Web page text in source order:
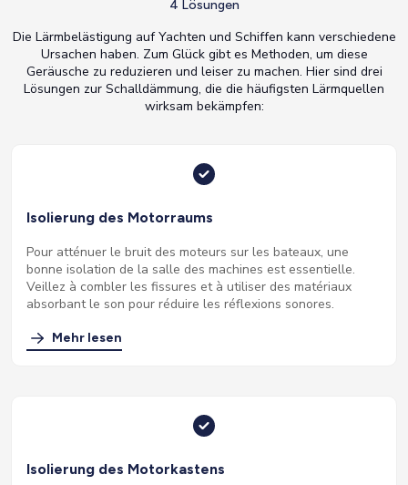
4 Lösungen
Die Lärmbelästigung auf Yachten und Schiffen kann verschiedene
Ursachen haben. Zum Glück gibt es Methoden, um diese
Geräusche zu reduzieren und leiser zu machen. Hier sind drei
Lösungen zur Schalldämmung, die die häufigsten Lärmquellen
wirksam bekämpfen:
Isolierung des Motorraums
Pour atténuer le bruit des moteurs sur les bateaux, une
bonne isolation de la salle des machines est essentielle.
Veillez à combler les fissures et à utiliser des matériaux
absorbant le son pour réduire les réflexions sonores.
Mehr lesen
Isolierung des Motorkastens